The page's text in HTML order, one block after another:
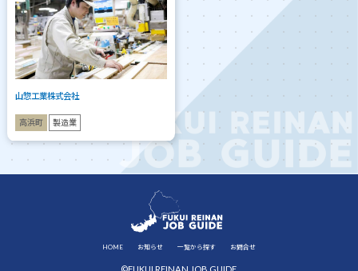
山惣工業株式会社
高浜町 製造業
HOME お知らせ 一覧から探す お問合せ